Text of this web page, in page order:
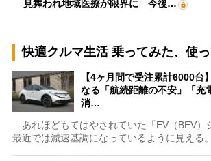
見舞われ地域医療が限界に 今後…
快適クルマ生活 乗ってみた、使
【4ヶ月間で受注累計6000台
なる「航続距離の不安」「充
消…
あれほどもてはやされていた「EV（BEV）
最近では減速基調になっているように見える